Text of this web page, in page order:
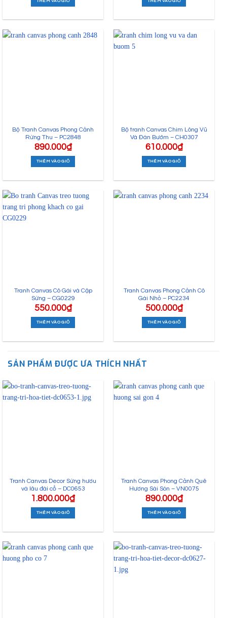
Bộ Tranh Canvas Phong Cảnh
Rừng Thu – PC2848
890.000₫
THÊM VÀO GIỎ
Bộ tranh Canvas Chim Lông Vũ
Và Đàn Bướm – CH0307
610.000₫
THÊM VÀO GIỎ
Tranh Canvas Cô Gái và Cặp
Sừng – CG0229
550.000₫
THÊM VÀO GIỎ
Tranh Canvas Phong Cảnh Cô
Gái Nhỏ – PC2234
500.000₫
THÊM VÀO GIỎ
SẢN PHẨM ĐƯỢC ƯA THÍCH NHẤT
Tranh Canvas Decor Sừng hươu
và lâu đài cổ – DC0653
1.800.000₫
THÊM VÀO GIỎ
Tranh Canvas Phong Cảnh Quê
Hương Sài Sòn – VN0075
890.000₫
THÊM VÀO GIỎ